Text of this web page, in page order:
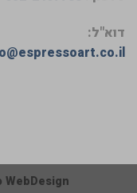
דוא"ל:
WebDesign